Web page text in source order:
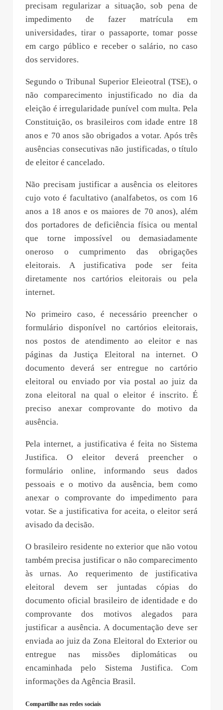
precisam regularizar a situação, sob pena de
impedimento de fazer matrícula em
universidades, tirar o passaporte, tomar posse
em cargo público e receber o salário, no caso
dos servidores.
Segundo o Tribunal Superior Eleieotral (TSE), o
não comparecimento injustificado no dia da
eleição é irregularidade punível com multa. Pela
Constituição, os brasileiros com idade entre 18
anos e 70 anos são obrigados a votar. Após três
ausências consecutivas não justificadas, o título
de eleitor é cancelado.
Não precisam justificar a ausência os eleitores
cujo voto é facultativo (analfabetos, os com 16
anos a 18 anos e os maiores de 70 anos), além
dos portadores de deficiência física ou mental
que torne impossível ou demasiadamente
oneroso o cumprimento das obrigações
eleitorais. A justificativa pode ser feita
diretamente nos cartórios eleitorais ou pela
internet.
No primeiro caso, é necessário preencher o
formulário disponível no cartórios eleitorais,
nos postos de atendimento ao eleitor e nas
páginas da Justiça Eleitoral na internet. O
documento deverá ser entregue no cartório
eleitoral ou enviado por via postal ao juiz da
zona eleitoral na qual o eleitor é inscrito. É
preciso anexar comprovante do motivo da
ausência.
Pela internet, a justificativa é feita no Sistema
Justifica. O eleitor deverá preencher o
formulário online, informando seus dados
pessoais e o motivo da ausência, bem como
anexar o comprovante do impedimento para
votar. Se a justificativa for aceita, o eleitor será
avisado da decisão.
O brasileiro residente no exterior que não votou
também precisa justificar o não comparecimento
às urnas. Ao requerimento de justificativa
eleitoral devem ser juntadas cópias do
documento oficial brasileiro de identidade e do
comprovante dos motivos alegados para
justificar a ausência. A documentação deve ser
enviada ao juiz da Zona Eleitoral do Exterior ou
entregue nas missões diplomáticas ou
encaminhada pelo Sistema Justifica. Com
informações da Agência Brasil.
Compartilhe nas redes sociais